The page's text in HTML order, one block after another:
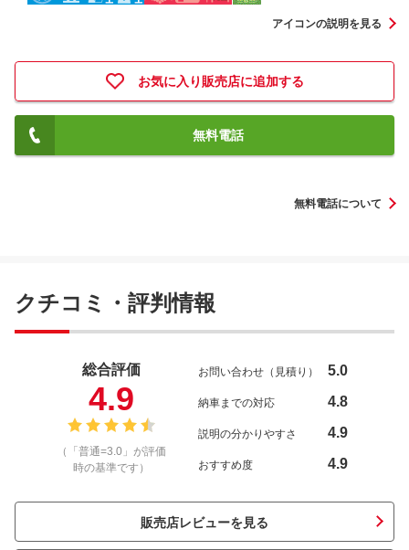
アイコンの説明を見る
お気に入り販売店に追加する
無料電話
無料電話について
クチコミ・評判情報
総合評価
4.9
（「普通=3.0」が評価
時の基準です）
お問い合わせ（見積り） 5.0
納車までの対応 4.8
説明の分かりやすさ 4.9
おすすめ度 4.9
販売店レビューを見る